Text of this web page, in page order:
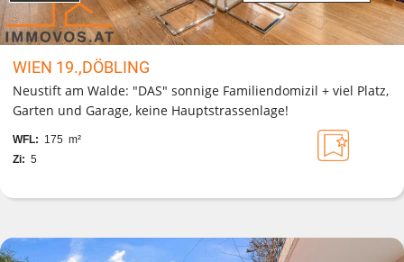
WIEN 19.,DÖBLING
Neustift am Walde: "DAS" sonnige Familiendomizil + viel Platz,
Garten und Garage, keine Hauptstrassenlage!
WFL: 175 m²
Zi: 5